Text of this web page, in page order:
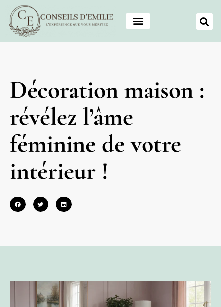
Décoration maison :
révélez l’âme
féminine de votre
intérieur !